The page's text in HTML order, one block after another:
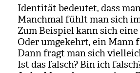
Iden­ti­tät bedeu­tet, dass
Manch­mal fühlt man sich
Zum Bei­spiel kann sich
Oder umge­kehrt, ein Mann
Dann fragt man sich
Ist das falsch? Bin ich